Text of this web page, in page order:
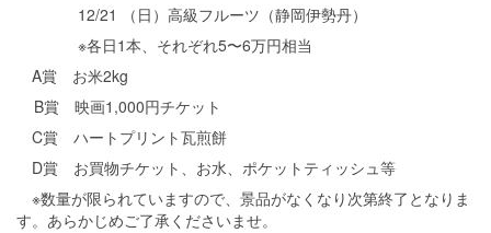
12/21
（日）高級フルーツ（静岡伊勢丹）
※各日1本、それぞれ5〜6万円相当
A賞 お米2kg
B賞 映画1,000円チケット
C賞 ハートプリント瓦煎餅
D賞 お買物チケット、お水、ポケットティッシュ等
※数量が限られていますので、景品がなくなり次第終了となりま
す。あらかじめご了承くださいませ。